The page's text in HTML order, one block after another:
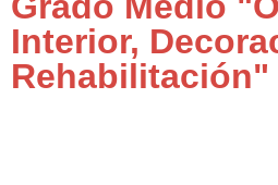
Interior,
Rehabilitación"